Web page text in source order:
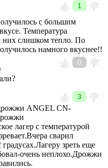
1
с большим
Температура
них слишком тепло. По
намного вкуснее!!
0
3
ANGEL CN-
лагер с температурой
сварил
зреть еще
очень неплохо.Дрожжи